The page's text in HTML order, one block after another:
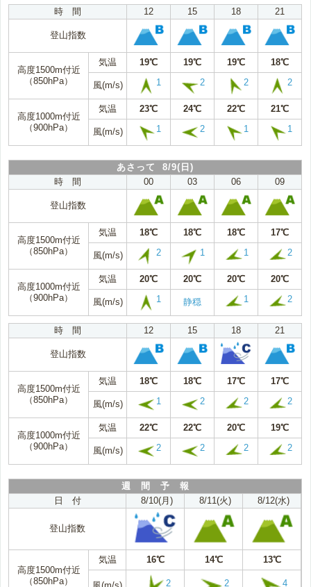
時 間 12 15 18 21
登山指数
高度1500m付近
（850hPa）
気温 19℃ 19℃ 19℃ 18℃
風(m/s) 1 2 2 2
高度1000m付近
（900hPa）
気温 23℃ 24℃ 22℃ 21℃
風(m/s) 1 2 1 1
あさって 8/9(日)
時 間
00 03 06 09
登山指数
高度1500m付近
（850hPa）
気温 18℃ 18℃ 18℃ 17℃
風(m/s) 2 1 1 2
高度1000m付近
（900hPa）
気温 20℃ 20℃ 20℃ 20℃
風(m/s) 1 静穏 1 2
時 間 12 15 18 21
登山指数
高度1500m付近
（850hPa）
気温 18℃ 18℃ 17℃ 17℃
風(m/s) 1 2 2 2
高度1000m付近
（900hPa）
気温 22℃ 22℃ 20℃ 19℃
風(m/s) 2 2 2 2
週 間 予 報
日 付
8/10(月) 8/11(火) 8/12(水)
登山指数
高度1500m付近
（850hPa）
気温 16℃ 14℃ 13℃
2 2 4